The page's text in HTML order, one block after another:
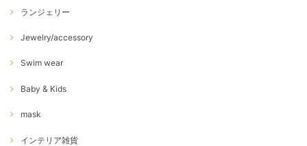
ランジェリー
Jewelry/accessory
Swim wear
Baby & Kids
mask
インテリア雑貨